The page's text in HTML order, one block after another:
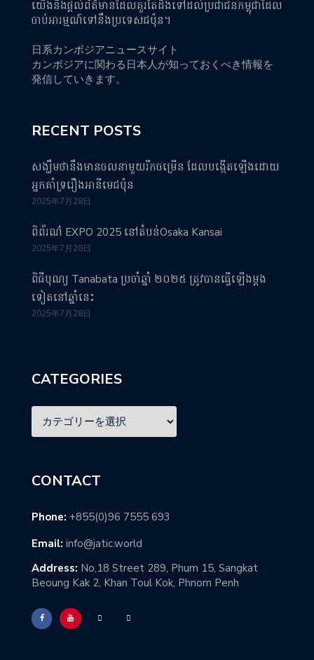
យើងនឹងផ្តល់ព័ត៌មានដែលគួរតែដឹងទៅដល់ប្រជាជនកម្ពុជាដែល
ចាប់អារម្មណ៍ទៅនឹងប្រទេសជប៉ុន។
日系カンボジアニュースサイト
カンボジアに関わる日本人が知っておくべき情報を
発信していきます。
RECENT POSTS
សង្ឃឹមថានឹងមានចលនាមួយរីកចម្រើន ដែលបង្កើតឡើងដោយ
អ្នកគាំទ្ររឿងអានីមេជប៉ុន
2025年7月28日
ពិព័រណ៌ EXPO 2025 នៅតំបន់Osaka Kansai
2025年7月28日
ពិធីបុណ្យ Tanabata ប្រចាំឆ្នាំ ២០២៥ ត្រូវបានធ្វើឡើងម្តង
ទៀតនៅឆ្នាំនេះ
2025年7月28日
CATEGORIES
CONTACT
Phone: +855(0)96 7555 693
Email: info@jatic.world
Address: No,18 Street 289, Phum 15, Sangkat
Beoung Kak 2, Khan Toul Kok, Phnom Penh